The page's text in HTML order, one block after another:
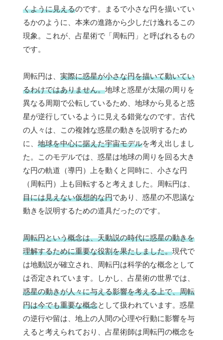
くように見えるのです。まるで小さな円を描いてい
るかのように、本来の進路から少しだけ逸れるこの
現象。これが、占星術で「周転円」と呼ばれるもの
です。
周転円は、 実際に惑星が小さな円を描いて動いてい
るわけではありません。地球と惑星が太陽の周りを
異なる周期で公転しているため、地球から見ると惑
星が逆行しているように見える錯覚なのです。古代
の人々は、この複雑な惑星の動きを説明するため
に、 地球を中心に据えた宇宙モデルを考え出しまし
た。このモデルでは、惑星は地球の周りを回る大き
な円の軌道（導円）上を動くと同時に、小さな円
（周転円）上も回転すると考えました。周転円は、
目には見えない仮想的な円であり、惑星の不思議な
動きを説明するための道具だったのです。
周転円という概念は、天動説の時代に惑星の動きを
理解するために重要な役割を果たしました。現代で
は地動説が確立され、周転円は科学的な概念として
は否定されています。しかし、占星術の世界では、
惑星の動きが人々に与える影響を考える上で、周転
円は今でも重要な概念として扱われています。惑星
の逆行や留は、地上の人間の心理や行動に影響を与
えると考えられており、占星術師は周転円の概念を